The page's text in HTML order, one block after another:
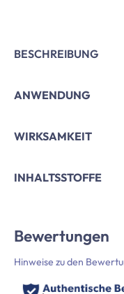
BESCHREIBUNG
INHALTSSTOFFE
WIRKSAMKEIT
ANWENDUNG
Bewertungen
Hinweise zu den